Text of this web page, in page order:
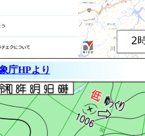
庁HPより